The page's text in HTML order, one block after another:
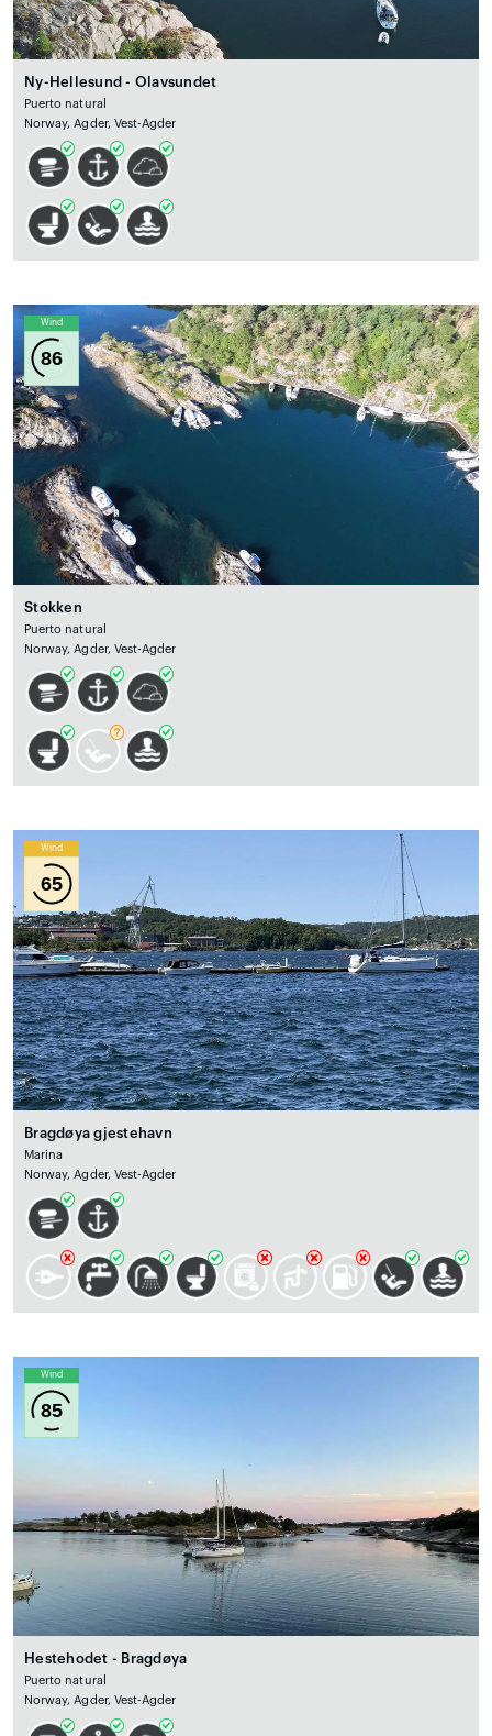
Ny-Hellesund - Olavsundet
Puerto natural
Norway, Agder, Vest-Agder
Wind
86
Stokken
Puerto natural
Norway, Agder, Vest-Agder
Wind
65
Bragdøya gjestehavn
Marina
Norway, Agder, Vest-Agder
Wind
85
Hestehodet - Bragdøya
Puerto natural
Norway, Agder, Vest-Agder